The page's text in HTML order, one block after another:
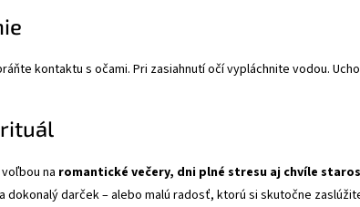
kontaktu s očami. Pri zasiahnutí očí vypláchnite vodou.
rituál
na romantické večery, dni plné stresu aj chvíle
darček – alebo malú radosť, ktorú si skutočne